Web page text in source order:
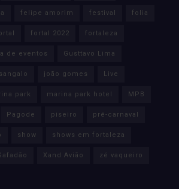
felipe amorim festival folia
fortal 2022 fortaleza
de eventos Gusttavo Lima
joão gomes Live
park marina park hotel MPB
Pagode piseiro pré-carnaval
show shows em fortaleza
Xand Avião zé vaqueiro